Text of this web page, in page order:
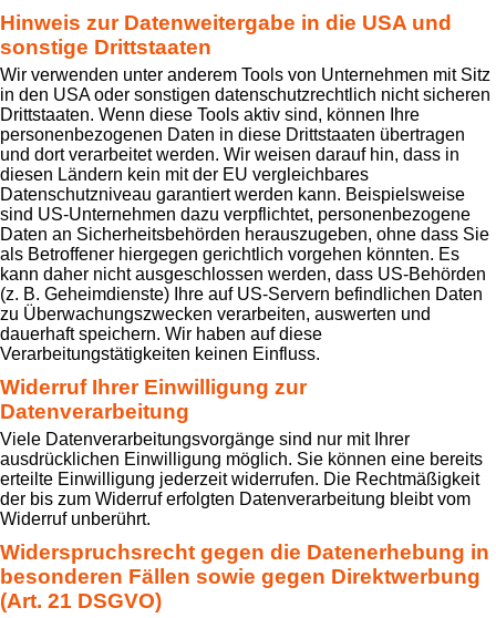
Hinweis zur Datenweitergabe in die USA und
sonstige Drittstaaten
Wir verwenden unter anderem Tools von Unternehmen mit Sitz
in den USA oder sonstigen datenschutzrechtlich nicht sicheren
Drittstaaten. Wenn diese Tools aktiv sind, können Ihre
personenbezogenen Daten in diese Drittstaaten übertragen
und dort verarbeitet werden. Wir weisen darauf hin, dass in
diesen Ländern kein mit der EU vergleichbares
Datenschutzniveau garantiert werden kann. Beispielsweise
sind US-Unternehmen dazu verpflichtet, personenbezogene
Daten an Sicherheitsbehörden herauszugeben, ohne dass Sie
als Betroffener hiergegen gerichtlich vorgehen könnten. Es
kann daher nicht ausgeschlossen werden, dass US-Behörden
(z. B. Geheimdienste) Ihre auf US-Servern befindlichen Daten
zu Überwachungszwecken verarbeiten, auswerten und
dauerhaft speichern. Wir haben auf diese
Verarbeitungstätigkeiten keinen Einfluss.
Widerruf Ihrer Einwilligung zur
Datenverarbeitung
Viele Datenverarbeitungsvorgänge sind nur mit Ihrer
ausdrücklichen Einwilligung möglich. Sie können eine bereits
erteilte Einwilligung jederzeit widerrufen. Die Rechtmäßigkeit
der bis zum Widerruf erfolgten Datenverarbeitung bleibt vom
Widerruf unberührt.
Widerspruchsrecht gegen die Datenerhebung in
besonderen Fällen sowie gegen Direktwerbung
(Art. 21 DSGVO)